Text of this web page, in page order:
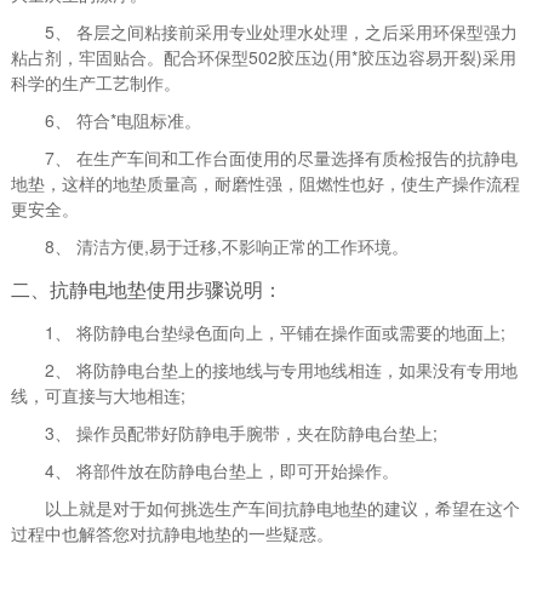
5、 各层之间粘接前采用专业处理水处理，之后采用环保型强力
粘占剂，牢固贴合。配合环保型502胶压边(用*胶压边容易开裂)采用
科学的生产工艺制作。
6、 符合*电阻标准。
7、 在生产车间和工作台面使用的尽量选择有质检报告的抗静电
地垫，这样的地垫质量高，耐磨性强，阻燃性也好，使生产操作流程
更安全。
8、 清洁方便,易于迁移,不影响正常的工作环境。
二、抗静电地垫使用步骤说明：
1、 将防静电台垫绿色面向上，平铺在操作面或需要的地面上;
2、 将防静电台垫上的接地线与专用地线相连，如果没有专用地
线，可直接与大地相连;
3、 操作员配带好防静电手腕带，夹在防静电台垫上;
4、 将部件放在防静电台垫上，即可开始操作。
以上就是对于如何挑选生产车间抗静电地垫的建议，希望在这个
过程中也解答您对抗静电地垫的一些疑惑。